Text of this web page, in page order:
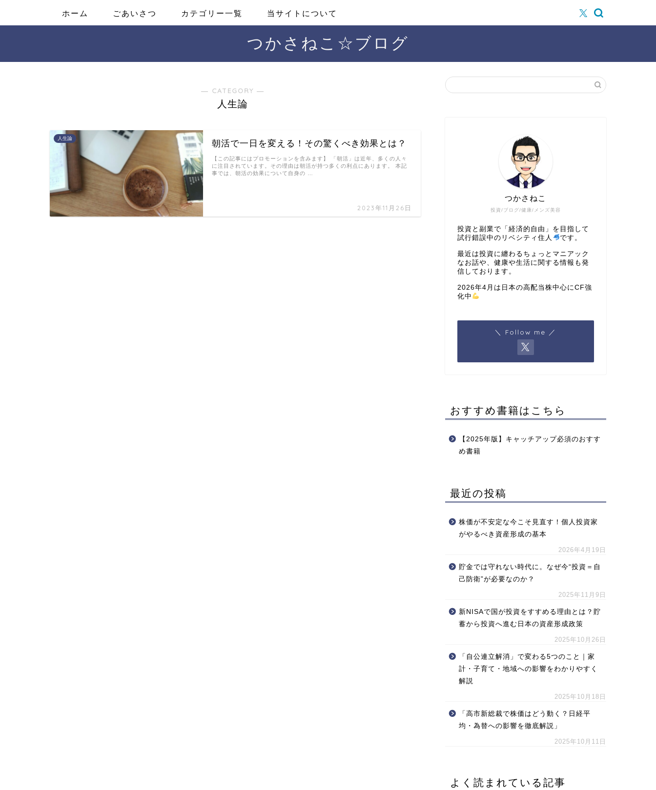
ホーム ごあいさつ カテゴリー一覧 当サイトについて
つかさねこ☆ブログ
― CATEGORY ―
人生論
人生論
朝活で一日を変える！その驚くべき効果とは？
2023年11月26日
【この記事にはプロモーションを含みます】 「朝活」は近年、多くの人々
に注目されています。その理由は朝活が持つ多くの利点にあります。 本記
事では、朝活の効果について自身の …
投資/ブログ/健康/メンズ美容
つかさねこ
投資と副業で「経済的自由」を目指して
試行錯誤中のリベシティ住人
です。
最近は投資に纏わるちょっとマニアック
なお話や、健康や生活に関する情報も発
信しております。
2026年4月は日本の高配当株中心にCF強
化中
＼ Follow me ／
おすすめ書籍はこちら
【2025年版】キャッチアップ必須のおすす
め書籍
最近の投稿
株価が不安定な今こそ見直す！個人投資家
がやるべき資産形成の基本
2026年4月19日
貯金では守れない時代に。なぜ今“投資＝自
己防衛”が必要なのか？
2025年11月9日
新NISAで国が投資をすすめる理由とは？貯
蓄から投資へ進む日本の資産形成政策
2025年10月26日
「自公連立解消」で変わる5つのこと｜家
計・子育て・地域への影響をわかりやすく
解説
2025年10月18日
「高市新総裁で株価はどう動く？日経平
均・為替への影響を徹底解説」
2025年10月11日
よく読まれている記事